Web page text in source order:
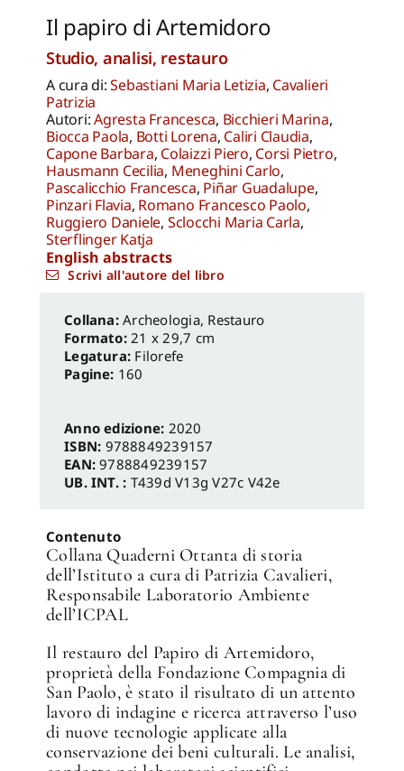
Il papiro di Artemidoro
Studio, analisi, restauro
A cura di:Sebastiani Maria Letizia, Cavalieri
Patrizia
Autori:Agresta Francesca, Bicchieri Marina,
Biocca Paola, Botti Lorena, Caliri Claudia,
Capone Barbara, Colaizzi Piero, Corsi Pietro,
Hausmann Cecilia, Meneghini Carlo,
Pascalicchio Francesca, Piñar Guadalupe,
Pinzari Flavia, Romano Francesco Paolo,
Ruggiero Daniele, Sclocchi Maria Carla,
Sterflinger Katja
English abstracts
Scrivi all'autore del libro
Archeologia, Restauro
Formato: 21 x 29,7 cm
Legatura: Filorefe
Pagine: 160
Anno edizione: 2020
ISBN: 9788849239157
EAN:9788849239157
UB. INT. : T439d V13g V27c V42e
Contenuto
Collana Quaderni Ottanta di storia
dell’Istituto a cura di Patrizia Cavalieri,
Responsabile Laboratorio Ambiente
dell’ICPAL
Il restauro del Papiro di Artemidoro,
proprietà della Fondazione Compagnia di
San Paolo, è stato il risultato di un attento
lavoro di indagine e ricerca attraverso l’uso
di nuove tecnologie applicate alla
conservazione dei beni culturali. Le analisi,